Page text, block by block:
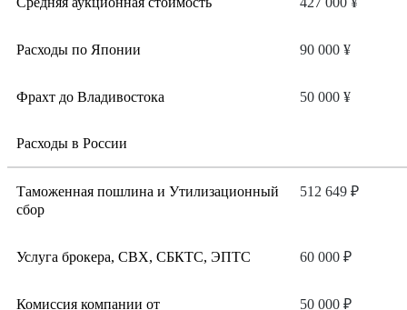
Расходы по Японии 90 000 ¥
Фрахт до Владивостока 50 000 ¥
Расходы в России
Таможенная пошлина и Утилизационный
сбор
512 649 ₽
Услуга брокера, СВХ, СБКТС, ЭПТС 60 000 ₽
Комиссия компании от 50 000 ₽